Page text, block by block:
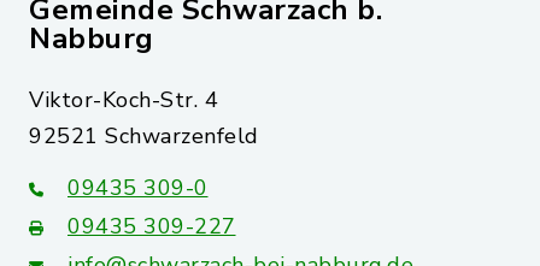
Gemeinde Schwarzach b.
Nabburg
Viktor-Koch-Str. 4
92521 Schwarzenfeld
09435 309-0
09435 309-227